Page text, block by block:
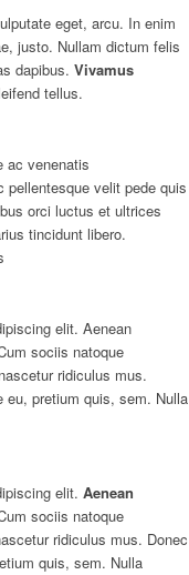
eget, arcu. In enim
justo. Nullam dictum felis
dapibus.Vivamus
tellus.
ac venenatis
pellentesque velit pede quis
orci luctus et ultrices
tincidunt libero.
elit. Aenean
sociis natoque
ridiculus mus.
eu, pretium quis, sem. Nulla
elit.Aenean
sociis natoque
ridiculus mus. Donec
quis, sem. Nulla